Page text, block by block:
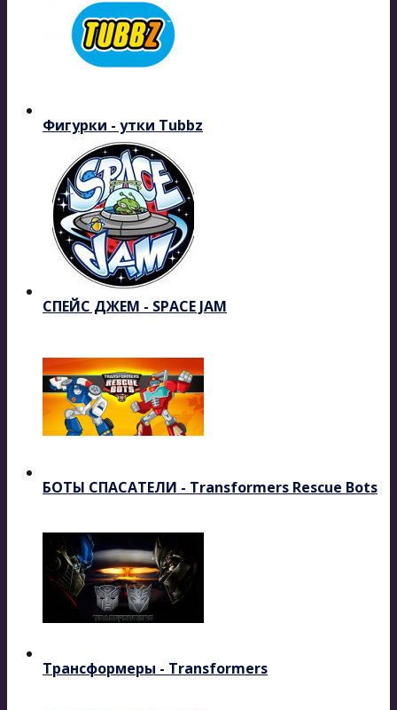
Фигурки - утки Tubbz
СПЕЙС ДЖЕМ - SPACE JAM
БОТЫ СПАСАТЕЛИ - Transformers Rescue Bots
Трансформеры - Transformers